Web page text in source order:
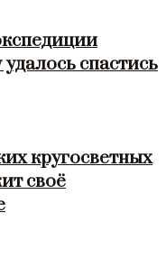
спастись
кругосветных
своё